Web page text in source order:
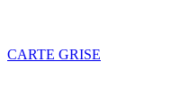
CARTE GRISE